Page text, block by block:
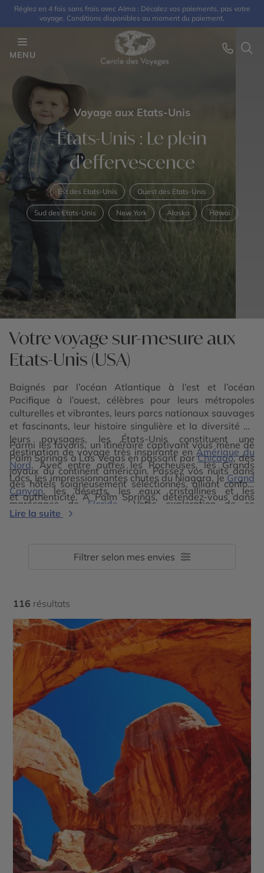
Réglez en 4 fois sans frais avec Alma : Décalez vos paiements, pas votre
voyage. Conditions disponibles au moment du paiement.
MENU
Voyage aux Etats-Unis
États-Unis : Le plein
d’effervescence
Est des Etats-Unis Ouest des Etats-Unis
Sud des Etats-Unis New York Alaska Hawaï
Votre voyage sur-mesure aux
Etats-Unis (USA)
Baignés par l’océan Atlantique à l’est et l’océan
Pacifique à l’ouest, célèbres pour leurs métropoles
culturelles et vibrantes, leurs parcs nationaux sauvages
et fascinants, leur histoire singulière et la diversité de
leurs paysages, les États-Unis constituent une
destination de voyage très inspirante enAmérique du
Nord. Avec entre autres les Rocheuses, les Grands
Lacs, les impressionnantes chutes du Niagara, leGrand
Canyon, les déserts, les eaux cristallines et les
marécages de Floride … Votre exploration de ce
territoire ne fait que commencer. Notre agence de
celles de votre famille, couple, ou bande d’amis.
Parmi les favoris, un itinéraire captivant vous mène de
Palm Springs à Las Vegas en passant parChicago, des
joyaux du continent américain. Passez vos nuits dans
des hôtels soigneusement sélectionnés, alliant confort
et authenticité. À Palm Springs, détendez-vous dans
une oasis de verdure au pied des montagnes. Puis,
époustouflants et une immersion totale dans la culture
Lire la suite
Filtrer selon mes envies
116 résultats